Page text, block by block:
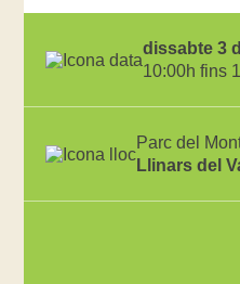
dissabte 3
10:00h fins
Parc del
Llinars del